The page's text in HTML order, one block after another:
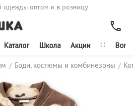
одежды оптом и в розницу
Каталог Школа Акции ∷
/ Боди, костюмы и комбинезоны /